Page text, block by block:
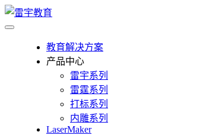
教育解决方案
产品中心
雷宇系列
雷霆系列
打标系列
内雕系列
LaserMaker